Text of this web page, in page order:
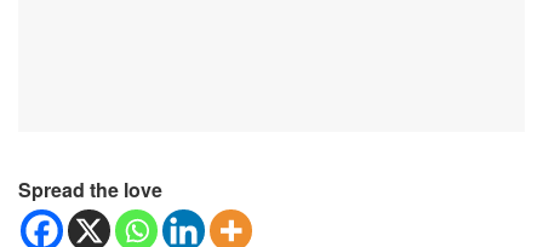
Spread the love